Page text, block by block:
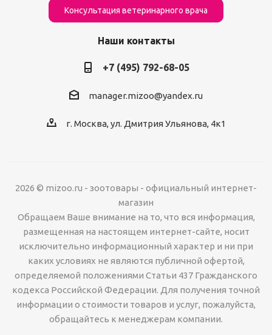
Консультация ветеринарного врача
Наши контакты
+7 (495) 792-68-05
manager.mizoo@yandex.ru
г. Москва, ул. Дмитрия Ульянова, 4к1
2026 © mizoo.ru - зоотовары - официальный интернет-
магазин
Обращаем Ваше внимание на то, что вся информация,
размещенная на настоящем интернет-сайте, носит
исключительно информационный характер и ни при
каких условиях не являются публичной офертой,
определяемой положениями Статьи 437 Гражданского
кодекса Российской Федерации. Для получения точной
информации о стоимости товаров и услуг, пожалуйста,
обращайтесь к менеджерам компании.